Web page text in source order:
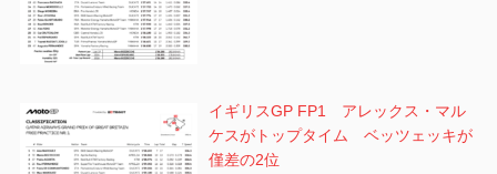
イギリスGP FP1 アレックス・マル
ケスがトップタイム ベッツェッキが
僅差の2位